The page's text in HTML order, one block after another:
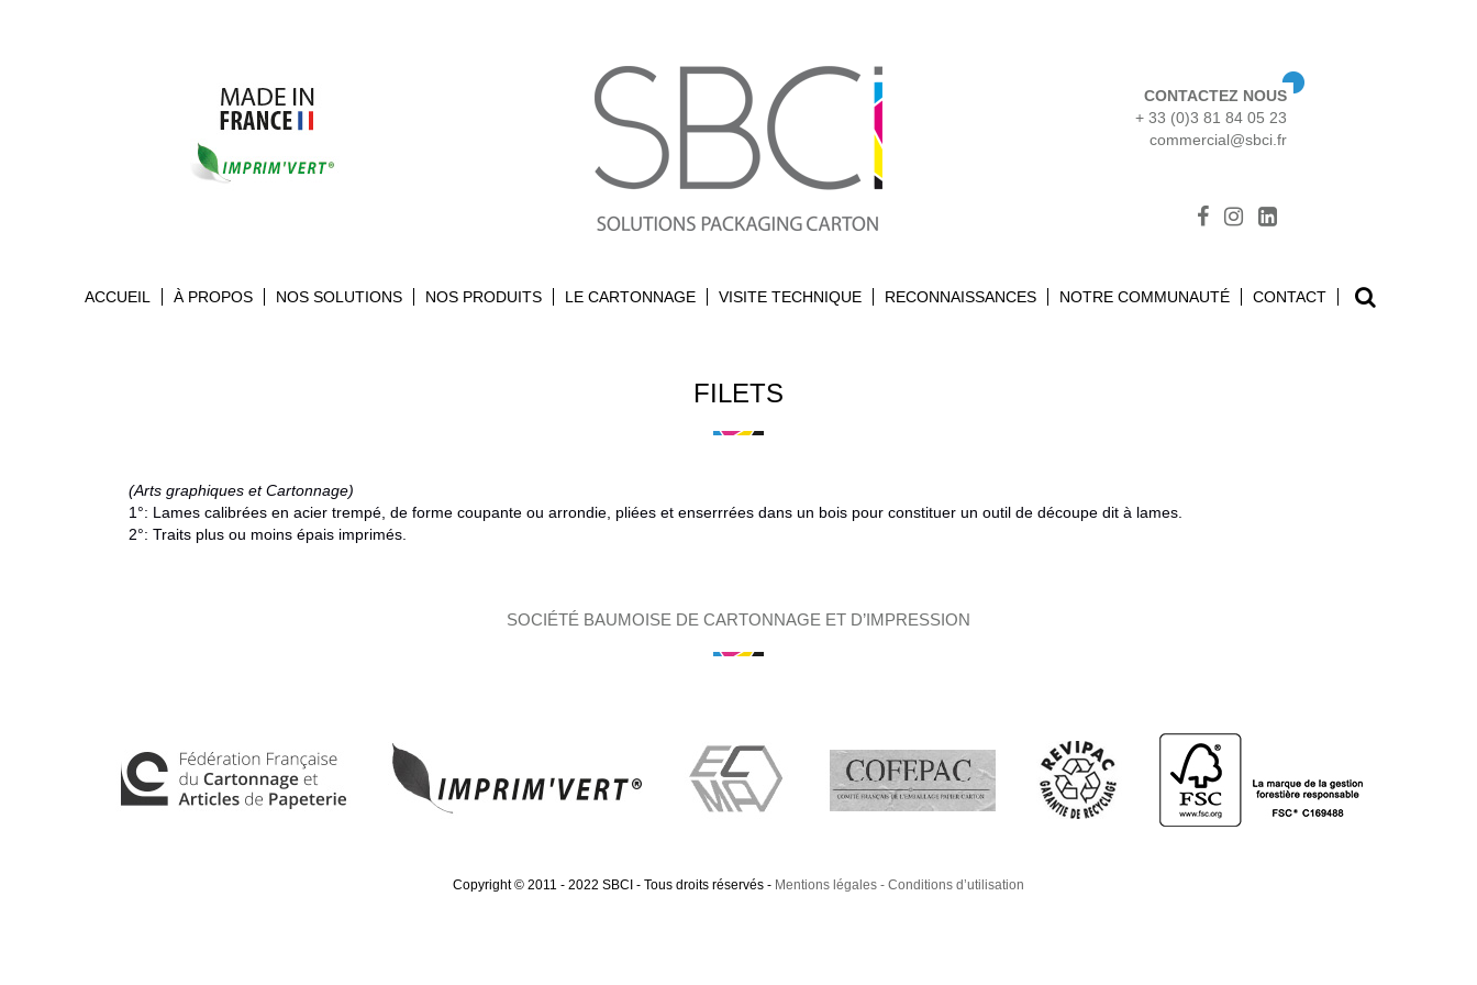
CONTACTEZ NOUS
+ 33 (0)3 81 84 05 23
commercial@sbci.fr
ACCUEIL À PROPOS NOS SOLUTIONS NOS PRODUITS LE CARTONNAGE VISITE TECHNIQUE RECONNAISSANCES NOTRE COMMUNAUTÉ CONTACT
Search
FILETS
(Arts graphiques et Cartonnage)
1°: Lames calibrées en acier trempé, de forme coupante ou arrondie, pliées et enserrrées dans un bois pour constituer un outil de découpe dit à lames.
2°: Traits plus ou moins épais imprimés.
SOCIÉTÉ BAUMOISE DE CARTONNAGE ET D’IMPRESSION
Copyright © 2011 - 2022 SBCI - Tous droits réservés - Mentions légales Conditions d’utilisation